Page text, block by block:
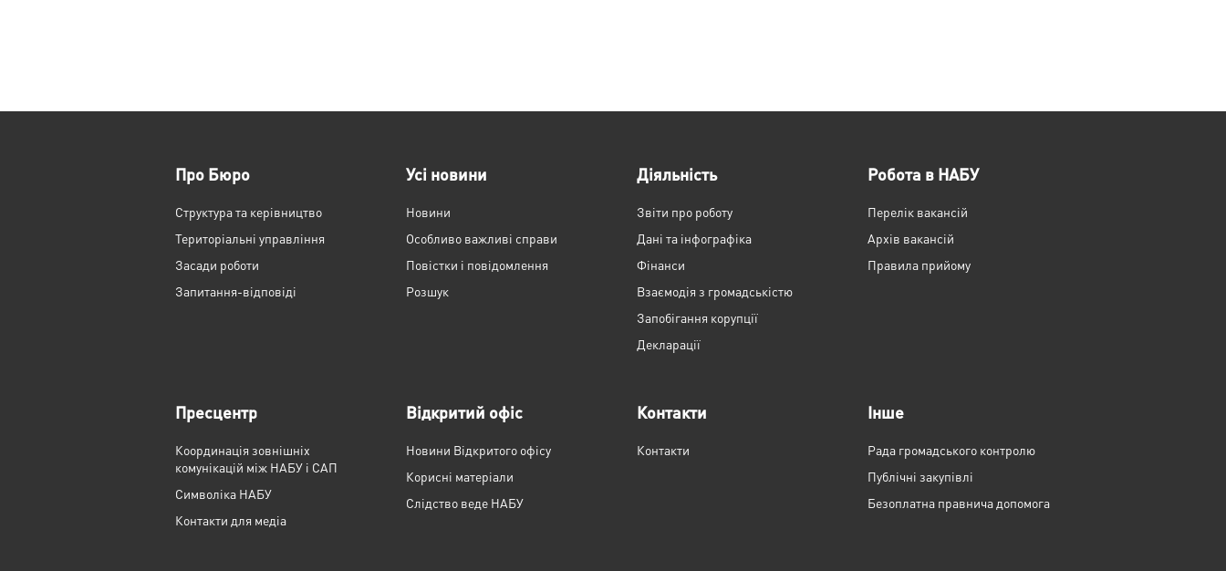
Про Бюро
Структура та керівництво
Територіальні управління
Засади роботи
Запитання-відповіді
Усі новини
Новини
Особливо важливі справи
Повістки і повідомлення
Розшук
Діяльність
Звіти про роботу
Дані та інфографіка
Фінанси
Взаємодія з громадськістю
Запобігання корупції
Декларації
Робота в НАБУ
Перелік вакансій
Архів вакансій
Правила прийому
Пресцентр
Координація зовнішніх
комунікацій між НАБУ і САП
Cимволіка НАБУ
Контакти для медіа
Відкритий офіс
Новини Відкритого офісу
Корисні матеріали
Слідство веде НАБУ
Контакти
Контакти
Інше
Рада громадського контролю
Публічні закупівлі
Безоплатна правнича допомога